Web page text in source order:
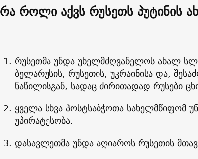
რა როლი აქვს რუსეთს პუტინის
რუსეთმა უნდა უხელმძღვანელოს ახალ
ბელარუსის, რუსეთის, უკრაინისა და,
ნაწილისგან, სადაც ძირითადად რუსები
ყველა სხვა პოსტსაბჭოთა სახელმწიფომ
უპირატესობა.
დასავლეთმა უნდა აღიაროს რუსეთის